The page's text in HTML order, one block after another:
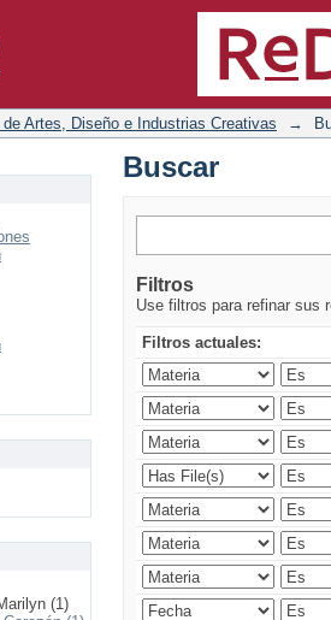
de Artes, Diseño e Industrias Creativas →
Buscar
Filtros
Use filtros para refinar sus
Filtros actuales:
(1)